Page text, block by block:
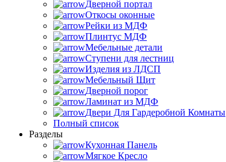
Дверной портал
Откосы оконные
Рейки из МДФ
Плинтус МДФ
Мебельные детали
Ступени для лестниц
Изделия из ЛДСП
Мебельный Щит
Дверной порог
Ламинат из МДФ
Двери Для Гардеробной Комнаты
Полный список
Разделы
Кухонная Панель
Мягкое Кресло